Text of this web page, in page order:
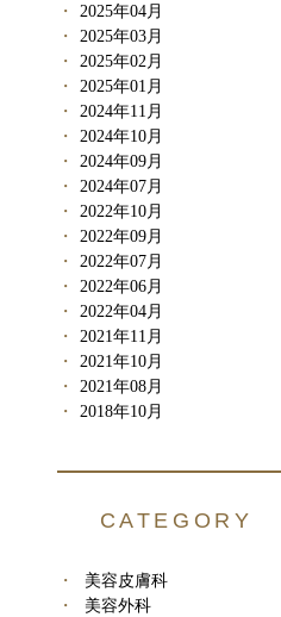
2025年04月
2025年03月
2025年02月
2025年01月
2024年11月
2024年10月
2024年09月
2024年07月
2022年10月
2022年09月
2022年07月
2022年06月
2022年04月
2021年11月
2021年10月
2021年08月
2018年10月
CATEGORY
美容皮膚科
美容外科